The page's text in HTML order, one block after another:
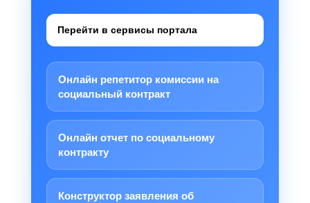
Перейти в сервисы портала
Онлайн репетитор комиссии на
социальный контракт
Онлайн отчет по социальному
контракту
Конструктор заявления об